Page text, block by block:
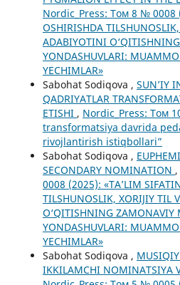
Nordic_Press: Том 8 № 0008
OSHIRISHDA
ADABIYOTINI
YONDASHUVLARI:
YECHIMLAR»
Sabohat Sodiqova , SUN’IY
QADRIYATLAR
ETISHI , Nordic_Press: Том
transformatsiya davrida
rivojlantirish istiqbollari”
Sabohat Sodiqova ,
SECONDARY NOMINATION ,
0008 (2025): «TA’LIM
TILSHUNOSLIK, XORIJIY TIL
O‘QITISHNING ZAMONAVIY
YONDASHUVLARI:
YECHIMLAR»
Sabohat Sodiqova ,
IKKILAMCHI NOMINATSIYA